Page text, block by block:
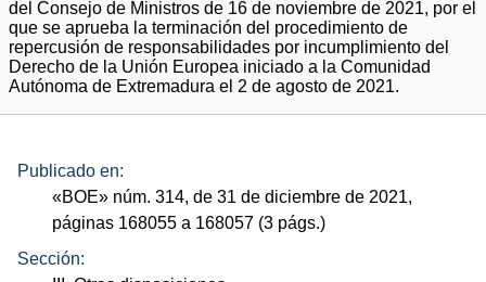
del Consejo de Ministros de 16 de noviembre de 2021, por el
que se aprueba la terminación del procedimiento de
repercusión de responsabilidades por incumplimiento del
Derecho de la Unión Europea iniciado a la Comunidad
Autónoma de Extremadura el 2 de agosto de 2021.
Publicado en:
«BOE» núm. 314, de 31 de diciembre de 2021,
páginas 168055 a 168057 (3 págs.)
Sección: